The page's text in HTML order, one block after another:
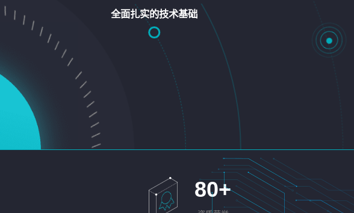
全面扎实的技术基础
80+